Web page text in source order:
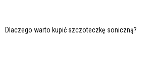
Dlaczego warto kupić szczoteczkę soniczną?